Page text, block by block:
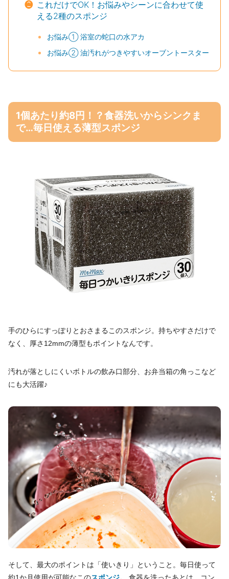
❷ これだけでOK！お悩みやシーンに合わせて使
える2種のスポンジ
お悩み① 浴室の蛇口の水アカ
お悩み② 油汚れがつきやすいオーブントースター
1個あたり約8円！？食器洗いからシンクま
で…毎日使える薄型スポンジ
手のひらにすっぽりとおさまるこのスポンジ。持ちやすさだけで
なく、厚さ12mmの薄型もポイントなんです。
汚れが落としにくいボトルの飲み口部分、お弁当箱の角っこなど
にも大活躍♪
そして、最大のポイントは「使いきり」ということ。毎日使って